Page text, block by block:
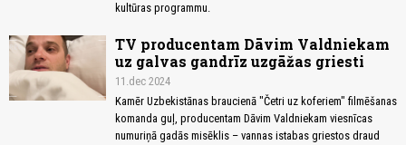
kultūras programmu.
TV producentam Dāvim Valdniekam
uz galvas gandrīz uzgāžas griesti
11.dec 2024
Kamēr Uzbekistānas braucienā "Četri uz koferiem" filmēšanas
komanda guļ, producentam Dāvim Valdniekam viesnīcas
numuriņā gadās misēklis – vannas istabas griestos draud